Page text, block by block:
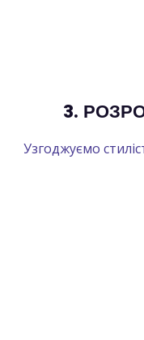
3.
Узгоджуємо